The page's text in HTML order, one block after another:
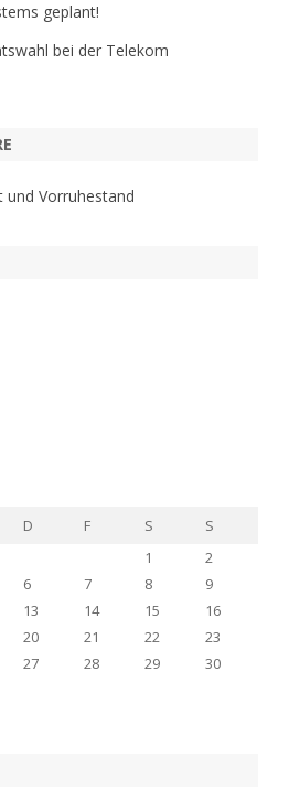
geplant!
bei der Telekom
und Vorruhestand
D F S
S
1
2
6 7 8
9
13 14 15
16
20 21 22
23
27 28 29
30